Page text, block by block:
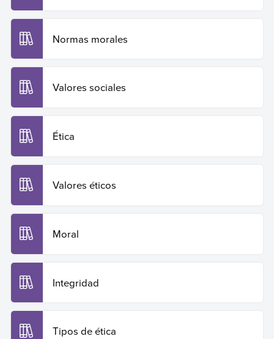
Normas morales
Valores sociales
Ética
Valores éticos
Moral
Integridad
Tipos de ética